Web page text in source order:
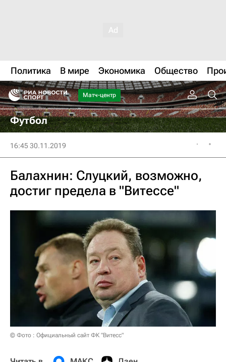
Политика В мире Экономика Общество
Матч-центр
Футбол
16:45 30.11.2019
Балахнин: Слуцкий, возможно,
достиг предела в "Витессе"
© Фото : Официальный сайт ФК "Витесс"